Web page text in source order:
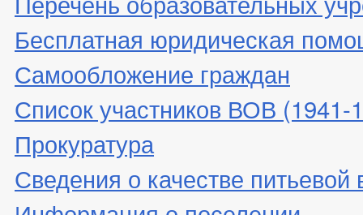
Бесплатная юридическая
Самообложение граждан
Список участников ВОВ (1941-
Прокуратура
Сведения о качестве питьевой